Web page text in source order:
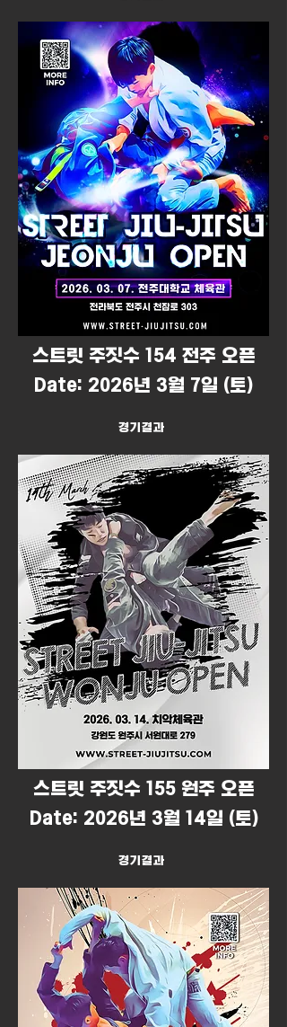
​스트릿 주짓수 154 전주 오픈
Date: 2026년 3월 7일 (토)
경기결과
​스트릿 주짓수 155 원주 오픈
Date: 2026년 3월 14일 (토)
경기결과